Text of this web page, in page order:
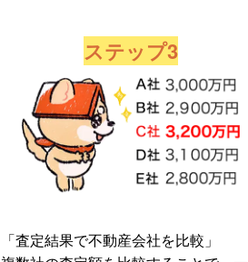
ステップ3
「査定結果で不動産会社を比較」